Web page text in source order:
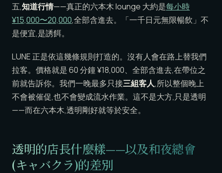
五,知道行情——真正的六本木 lounge 大約是每小時
¥15,000〜20,000,全部含進去。「一千日元無限暢飲」不
是便宜,是誘餌。
LUNE 正是依這幾條規則打造的。沒有人會在路上替我們
拉客。價格就是 60 分鐘 ¥18,000、全部含進去,在帶位之
前就告訴你。我們一晚最多只接三組客人,所以整個晚上
不會被催促,也不會變成流水作業。這不是大方,只是透明
——而在六本木,透明剛好就等於安全。
透明的店長什麼樣——以及和夜總會
(キャバクラ)的差別